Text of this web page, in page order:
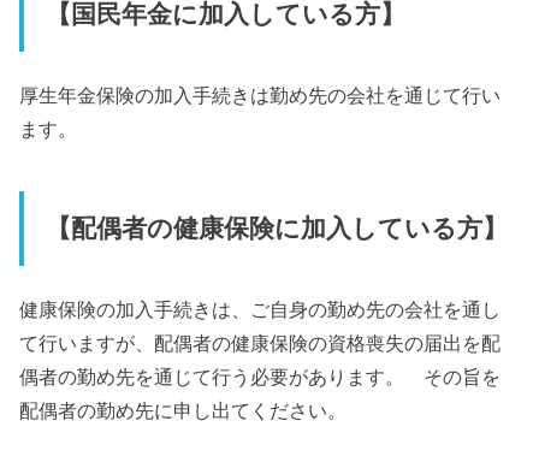
【国民年金に加入している方】
厚生年金保険の加入手続きは勤め先の会社を通じて行い
ます。
【配偶者の健康保険に加入している方】
健康保険の加入手続きは、ご自身の勤め先の会社を通し
て行いますが、配偶者の健康保険の資格喪失の届出を配
偶者の勤め先を通じて行う必要があります。 その旨を
配偶者の勤め先に申し出てください。